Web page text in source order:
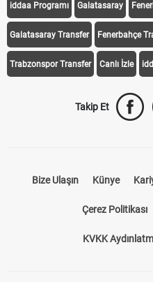
iddaa Programı Galatasaray
Galatasaray Transfer Fenerbahçe
Trabzonspor Transfer Canlı İzle
Takip Et
Bize Ulaşın Künye
Çerez Politikası
KVKK